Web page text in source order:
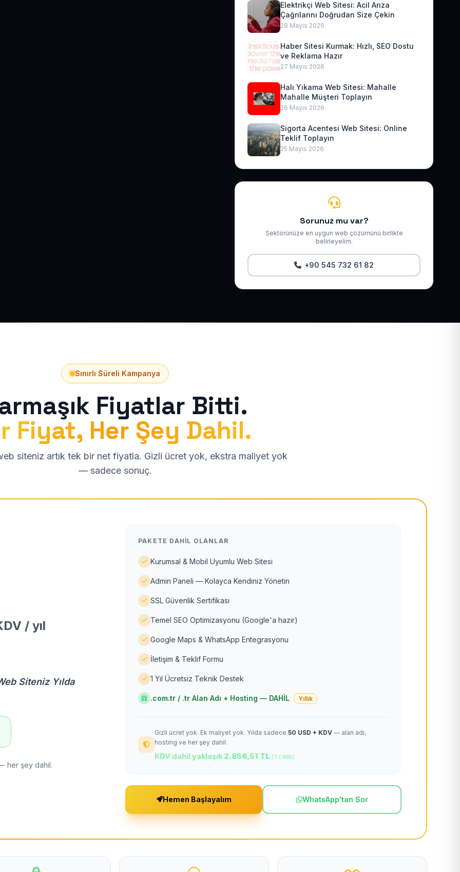
Elektrikçi Web Sitesi: Acil Arıza
Çağrılarını Doğrudan Size Çekin
28 Mayıs 2026
Haber Sitesi Kurmak: Hızlı, SEO Dostu
ve Reklama Hazır
27 Mayıs 2026
Halı Yıkama Web Sitesi: Mahalle
Mahalle Müşteri Toplayın
26 Mayıs 2026
Sigorta Acentesi Web Sitesi: Online
Teklif Toplayın
25 Mayıs 2026
Sorunuz mu var?
Sektörünüze en uygun web çözümünü birlikte
belirleyelim.
+90 545 732 61 82
Sınırlı Süreli Kampanya
Fiyatlar Bitti.
Fiyat, Her Şey Dahil.
siteniz artık tek bir net fiyatla. Gizli ücret yok, ekstra maliyet yok
— sadece sonuç.
/ yıl
Siteniz Yılda
her şey dahil.
PAKETE DAHIL OLANLAR
Kurumsal & Mobil Uyumlu Web Sitesi
Admin Paneli — Kolayca Kendiniz Yönetin
SSL Güvenlik Sertifikası
Temel SEO Optimizasyonu (Google'a hazır)
Google Maps & WhatsApp Entegrasyonu
İletişim & Teklif Formu
1 Yıl Ücretsiz Teknik Destek
.com.tr / .tr Alan Adı + Hosting — DAHİL Yıllık
Gizli ücret yok. Ek maliyet yok. Yılda sadece 50 USD + KDV — alan adı,
hosting ve her şey dahil.
KDV dahil yaklaşık 2.856,51 TL (TCMB)
Hemen Başlayalım WhatsApp'tan Sor